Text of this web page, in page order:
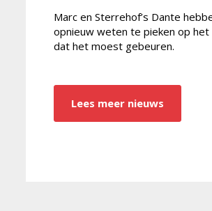
Marc en Sterrehof’s Dante
opnieuw weten te pieken op
dat het moest gebeuren.
Lees meer nieuws